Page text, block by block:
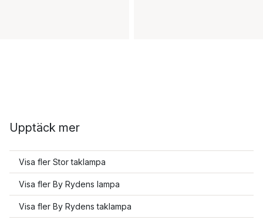
Upptäck mer
Visa fler Stor taklampa
Visa fler By Rydens lampa
Visa fler By Rydens taklampa